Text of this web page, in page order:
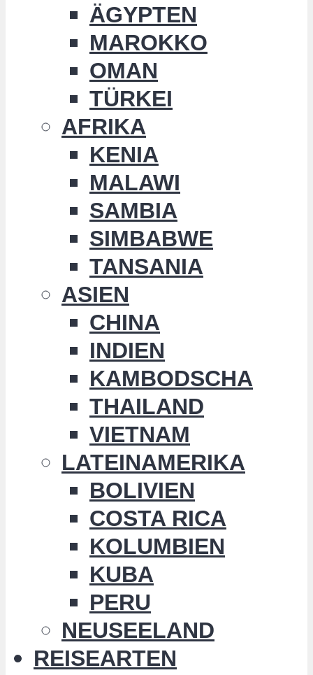
ÄGYPTEN
MAROKKO
OMAN
TÜRKEI
AFRIKA
KENIA
MALAWI
SAMBIA
SIMBABWE
TANSANIA
ASIEN
CHINA
INDIEN
KAMBODSCHA
THAILAND
VIETNAM
LATEINAMERIKA
BOLIVIEN
COSTA RICA
KOLUMBIEN
KUBA
PERU
NEUSEELAND
REISEARTEN